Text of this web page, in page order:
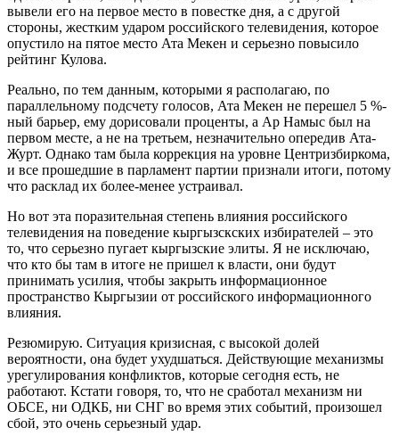
вывели его на первое место в повестке дня, а с другой
стороны, жестким ударом российского телевидения, которое
опустило на пятое место Ата Мекен и серьезно повысило
рейтинг Кулова.
Реально, по тем данным, которыми я располагаю, по
параллельному подсчету голосов, Ата Мекен не перешел 5 %-
ный барьер, ему дорисовали проценты, а Ар Намыс был на
первом месте, а не на третьем, незначительно опередив Ата-
Журт. Однако там была коррекция на уровне Центризбиркома,
и все прошедшие в парламент партии признали итоги, потому
что расклад их более-менее устраивал.
Но вот эта поразительная степень влияния российского
телевидения на поведение кыргызскских избирателей – это
то, что серьезно пугает кыргызские элиты. Я не исключаю,
что кто бы там в итоге не пришел к власти, они будут
принимать усилия, чтобы закрыть информационное
пространство Кыргызии от российского информационного
влияния.
Резюмирую. Ситуация кризисная, с высокой долей
вероятности, она будет ухудшаться. Действующие механизмы
урегулирования конфликтов, которые сегодня есть, не
работают. Кстати говоря, то, что не сработал механизм ни
ОБСЕ, ни ОДКБ, ни СНГ во время этих событий, произошел
сбой, это очень серьезный удар.